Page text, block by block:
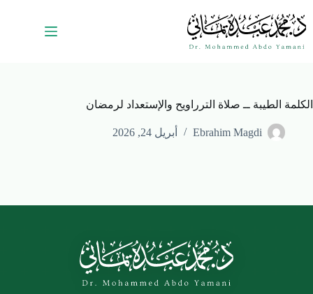
الكلمة الطيبة ــ صلاة الترراويح والإستعداد لرمضان
Ebrahim Magdi أبريل 24, 2026